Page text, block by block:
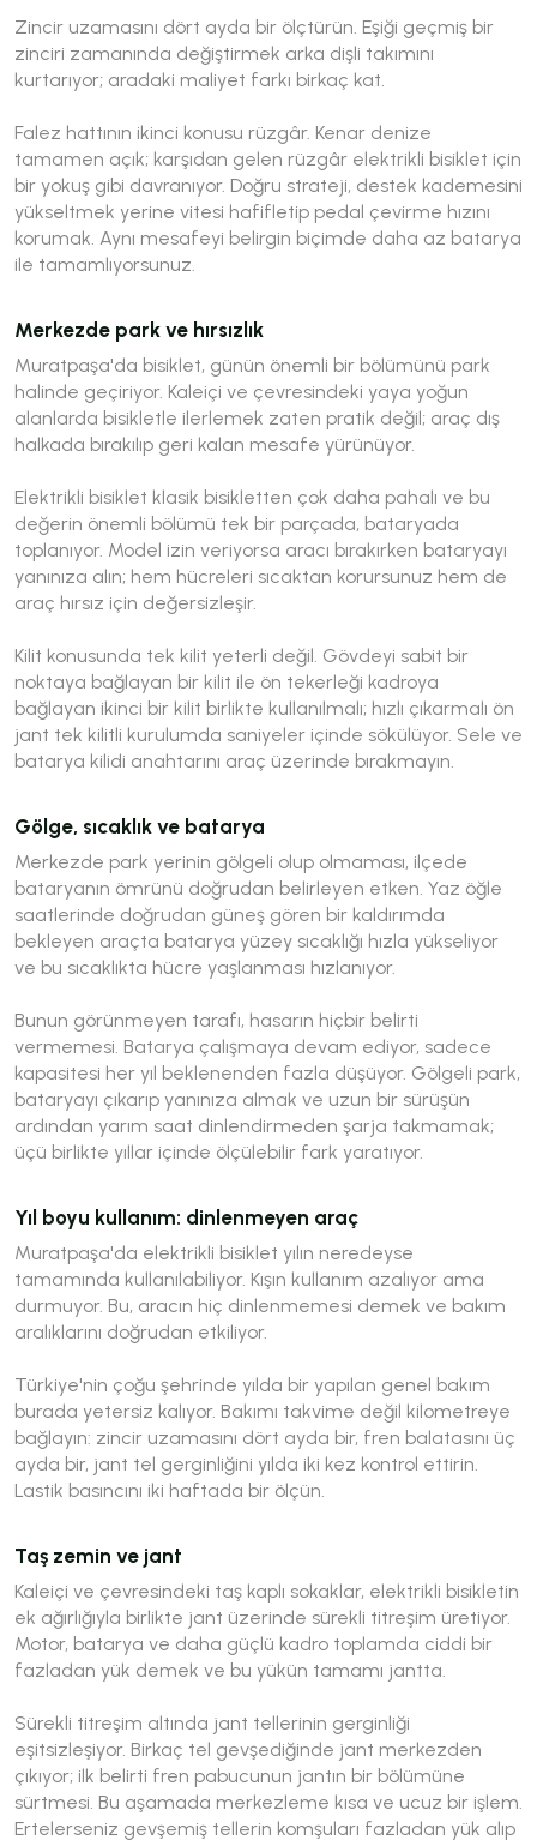
Zincir uzamasını dört ayda bir ölçtürün. Eşiği geçmiş bir
zinciri zamanında değiştirmek arka dişli takımını
kurtarıyor; aradaki maliyet farkı birkaç kat.
Falez hattının ikinci konusu rüzgâr. Kenar denize
tamamen açık; karşıdan gelen rüzgâr elektrikli bisiklet için
bir yokuş gibi davranıyor. Doğru strateji, destek kademesini
yükseltmek yerine vitesi hafifletip pedal çevirme hızını
korumak. Aynı mesafeyi belirgin biçimde daha az batarya
ile tamamlıyorsunuz.
Merkezde park ve hırsızlık
Muratpaşa'da bisiklet, günün önemli bir bölümünü park
halinde geçiriyor. Kaleiçi ve çevresindeki yaya yoğun
alanlarda bisikletle ilerlemek zaten pratik değil; araç dış
halkada bırakılıp geri kalan mesafe yürünüyor.
Elektrikli bisiklet klasik bisikletten çok daha pahalı ve bu
değerin önemli bölümü tek bir parçada, bataryada
toplanıyor. Model izin veriyorsa aracı bırakırken bataryayı
yanınıza alın; hem hücreleri sıcaktan korursunuz hem de
araç hırsız için değersizleşir.
Kilit konusunda tek kilit yeterli değil. Gövdeyi sabit bir
noktaya bağlayan bir kilit ile ön tekerleği kadroya
bağlayan ikinci bir kilit birlikte kullanılmalı; hızlı çıkarmalı ön
jant tek kilitli kurulumda saniyeler içinde sökülüyor. Sele ve
batarya kilidi anahtarını araç üzerinde bırakmayın.
Gölge, sıcaklık ve batarya
Merkezde park yerinin gölgeli olup olmaması, ilçede
bataryanın ömrünü doğrudan belirleyen etken. Yaz öğle
saatlerinde doğrudan güneş gören bir kaldırımda
bekleyen araçta batarya yüzey sıcaklığı hızla yükseliyor
ve bu sıcaklıkta hücre yaşlanması hızlanıyor.
Bunun görünmeyen tarafı, hasarın hiçbir belirti
vermemesi. Batarya çalışmaya devam ediyor, sadece
kapasitesi her yıl beklenenden fazla düşüyor. Gölgeli park,
bataryayı çıkarıp yanınıza almak ve uzun bir sürüşün
ardından yarım saat dinlendirmeden şarja takmamak;
üçü birlikte yıllar içinde ölçülebilir fark yaratıyor.
Yıl boyu kullanım: dinlenmeyen araç
Muratpaşa'da elektrikli bisiklet yılın neredeyse
tamamında kullanılabiliyor. Kışın kullanım azalıyor ama
durmuyor. Bu, aracın hiç dinlenmemesi demek ve bakım
aralıklarını doğrudan etkiliyor.
Türkiye'nin çoğu şehrinde yılda bir yapılan genel bakım
burada yetersiz kalıyor. Bakımı takvime değil kilometreye
bağlayın: zincir uzamasını dört ayda bir, fren balatasını üç
ayda bir, jant tel gerginliğini yılda iki kez kontrol ettirin.
Lastik basıncını iki haftada bir ölçün.
Taş zemin ve jant
Kaleiçi ve çevresindeki taş kaplı sokaklar, elektrikli bisikletin
ek ağırlığıyla birlikte jant üzerinde sürekli titreşim üretiyor.
Motor, batarya ve daha güçlü kadro toplamda ciddi bir
fazladan yük demek ve bu yükün tamamı jantta.
Sürekli titreşim altında jant tellerinin gerginliği
eşitsizleşiyor. Birkaç tel gevşediğinde jant merkezden
çıkıyor; ilk belirti fren pabucunun jantın bir bölümüne
sürtmesi. Bu aşamada merkezleme kısa ve ucuz bir işlem.
Ertelerseniz gevşemiş tellerin komşuları fazladan yük alıp